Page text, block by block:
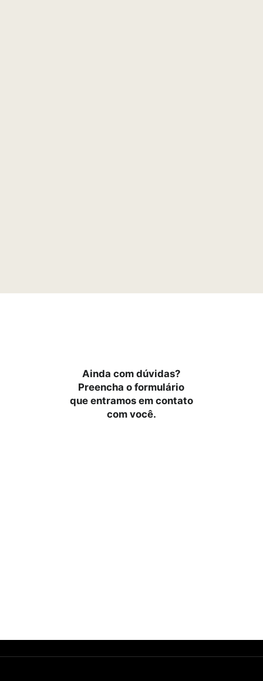
Ainda com dúvidas?
Preencha o formulário
que entramos em contato
com você.